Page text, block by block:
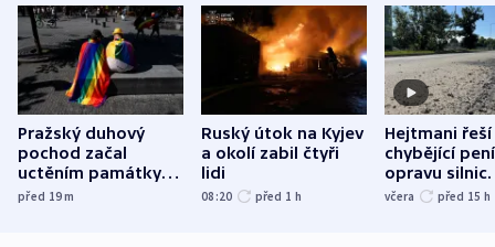
Pražský duhový
pochod začal
uctěním památky
obětí berlínského
před 19m
Ruský útok na Kyjev
a okolí zabil čtyři
lidi
08:20 před 1 h
Hejtmani řeší
chybějící
opravu silnic.
nenárokové,
včera před 15 h